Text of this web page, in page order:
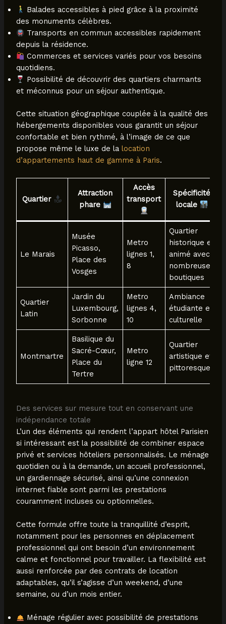
Balades accessibles à pied grâce à la proximité
des monuments célèbres.
Transports en commun accessibles rapidement
depuis la résidence.
Commerces et services variés pour vos besoins
quotidiens.
Possibilité de découvrir des quartiers charmants
et méconnus pour un séjour authentique.
Cette situation géographique couplée à la qualité des
hébergements disponibles vous garantit un séjour
confortable et bien rythmé, à l’image de ce que
propose même le luxe de la location
d’appartements haut de gamme à Paris.
Quartier
Attraction
phare
Accès
transport
Spécificité
locale
Le Marais
Musée
Picasso,
Place des
Vosges
Metro
lignes 1,
8
Quartier
historique et
animé avec
nombreuses
boutiques
Quartier
Latin
Jardin du
Luxembourg,
Sorbonne
Metro
lignes 4,
10
Ambiance
étudiante et
culturelle
Montmartre
Basilique du
Sacré-Cœur,
Place du
Tertre
Metro
ligne 12
Quartier
artistique et
pittoresque
Des services sur mesure tout en conservant une
indépendance totale
L’un des éléments qui rendent l’appart hôtel Parisien
si intéressant est la possibilité de combiner espace
privé et services hôteliers personnalisés. Le ménage
quotidien ou à la demande, un accueil professionnel,
un gardiennage sécurisé, ainsi qu’une connexion
internet fiable sont parmi les prestations
couramment incluses ou optionnelles.
Cette formule offre toute la tranquillité d’esprit,
notamment pour les personnes en déplacement
professionnel qui ont besoin d’un environnement
calme et fonctionnel pour travailler. La flexibilité est
aussi renforcée par des contrats de location
adaptables, qu’il s’agisse d’un weekend, d’une
semaine, ou d’un mois entier.
Ménage régulier avec possibilité de prestations